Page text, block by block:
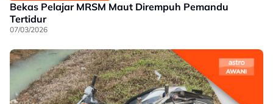
Bekas Pelajar MRSM Maut Dirempuh Pemandu
Tertidur
07/03/2026